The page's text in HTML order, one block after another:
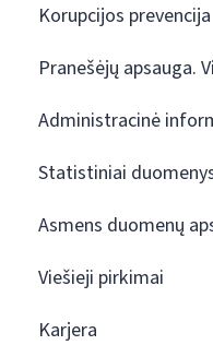
Korupcijos prevencija
Pranešėjų apsauga.
Administracinė
Statistiniai
Asmens duomenų
Viešieji pirkimai
Karjera